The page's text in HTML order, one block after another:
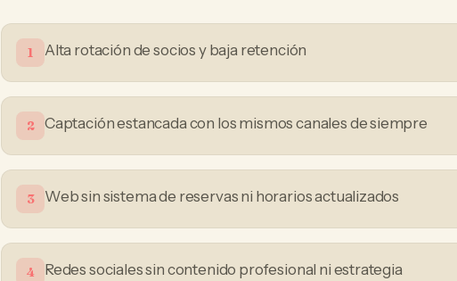
1 Alta rotación de socios y baja retención
2 Captación estancada con los mismos canales de siempre
3 Web sin sistema de reservas ni horarios actualizados
4 Redes sociales sin contenido profesional ni estrategia